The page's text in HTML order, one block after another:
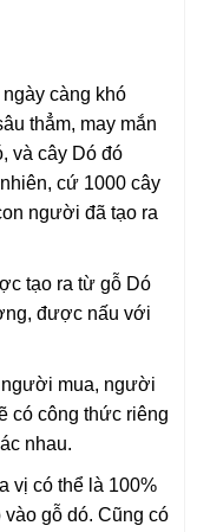
càng khó
thẳm, may mắn
và cây Dó đó
cứ 1000 cây
người đã tạo ra
tạo ra từ gỗ Dó
được nấu với
mua, người
có công thức riêng
nhau.
vị có thể là 100%
gỗ dó. Cũng có